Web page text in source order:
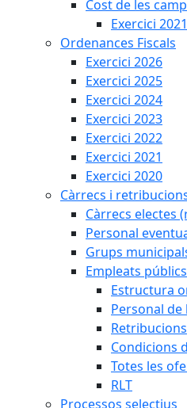
Cost de les
Exercici 2021
Ordenances Fiscals
Exercici 2026
Exercici 2025
Exercici 2024
Exercici 2023
Exercici 2022
Exercici 2021
Exercici 2020
Càrrecs i
Càrrecs electes
Personal
Grups
Empleats públics
Estructura
Personal
Retribucions
Condicions
Totes les
RLT
Processos selectius